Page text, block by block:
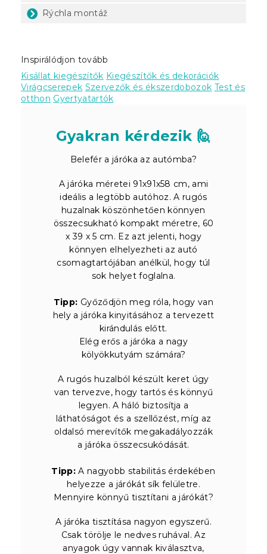
Rýchla montáž
Inspirálódjon tovább
Kisállat kiegészítők Kiegészítők és dekorációk
Virágcserepek Szervezők és ékszerdobozok Test és
otthon Gyertyatartók
Gyakran kérdezik 🙋
Belefér a járóka az autómba?
A járóka méretei 91x91x58 cm, ami
ideális a legtöbb autóhoz. A rugós
huzalnak köszönhetően könnyen
összecsukható kompakt méretre, 60
x 39 x 5 cm. Ez azt jelenti, hogy
könnyen elhelyezheti az autó
csomagtartójában anélkül, hogy túl
sok helyet foglalna.
Tipp: Győződjön meg róla, hogy van
hely a járóka kinyitásához a tervezett
kirándulás előtt.
Elég erős a járóka a nagy
kölyökkutyám számára?
A rugós huzalból készült keret úgy
van tervezve, hogy tartós és könnyű
legyen. A háló biztosítja a
láthatóságot és a szellőzést, míg az
oldalsó merevítők megakadályozzák
a járóka összecsukódását.
Tipp: A nagyobb stabilitás érdekében
helyezze a járókát sík felületre.
Mennyire könnyű tisztítani a járókát?
A járóka tisztítása nagyon egyszerű.
Csak törölje le nedves ruhával. Az
anyagok úgy vannak kiválasztva,